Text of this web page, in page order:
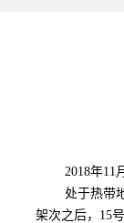
2018年11
处于热带
架次之后， 15